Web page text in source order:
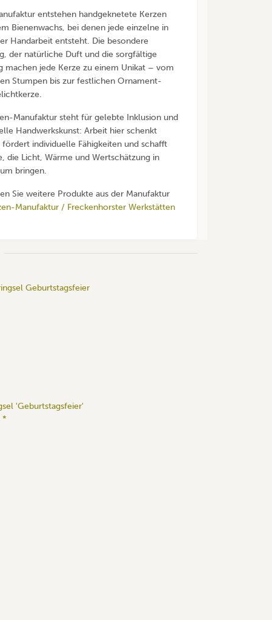
entstehen handgeknetete Kerzen
Bienenwachs, bei denen jede einzelne in
Handarbeit entsteht. Die besondere
der natürliche Duft und die sorgfältige
machen jede Kerze zu einem Unikat – vom
Stumpen bis zur festlichen Ornament-
Manufaktur steht für gelebte Inklusion und
Handwerkskunst: Arbeit hier schenkt
fördert individuelle Fähigkeiten und schafft
die Licht, Wärme und Wertschätzung in
bringen.
Sie weitere Produkte aus der Manufaktur
Manufaktur / Freckenhorster Werkstätten
'Geburtstagsfeier'
*